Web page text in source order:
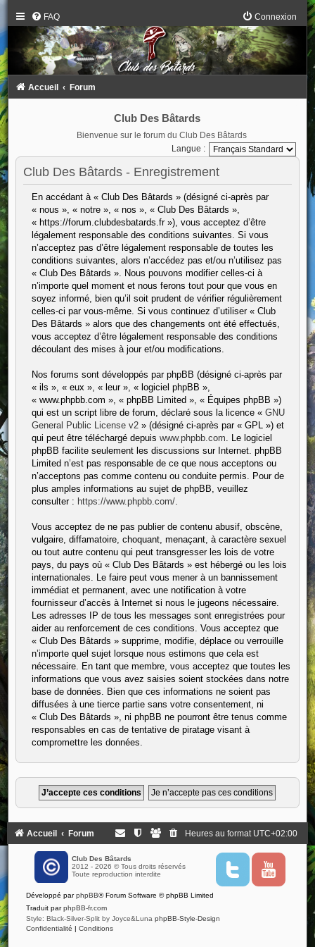
FAQ Connexion
Accueil Forum
Club Des Bâtards
Bienvenue sur le forum du Club Des Bâtards
Langue :
Club Des Bâtards - Enregistrement
En accédant à « Club Des Bâtards » (désigné ci-après par
« nous », « notre », « nos », « Club Des Bâtards »,
« https://forum.clubdesbatards.fr »), vous acceptez d’être
légalement responsable des conditions suivantes. Si vous
n’acceptez pas d’être légalement responsable de toutes les
conditions suivantes, alors n’accédez pas et/ou n’utilisez pas
« Club Des Bâtards ». Nous pouvons modifier celles-ci à
n’importe quel moment et nous ferons tout pour que vous en
soyez informé, bien qu’il soit prudent de vérifier régulièrement
celles-ci par vous-même. Si vous continuez d’utiliser « Club
Des Bâtards » alors que des changements ont été effectués,
vous acceptez d’être légalement responsable des conditions
découlant des mises à jour et/ou modifications.
Nos forums sont développés par phpBB (désigné ci-après par
« ils », « eux », « leur », « logiciel phpBB »,
« www.phpbb.com », « phpBB Limited », « Équipes phpBB »)
qui est un script libre de forum, déclaré sous la licence « GNU
General Public License v2» (désigné ci-après par « GPL ») et
qui peut être téléchargé depuis www.phpbb.com . Le logiciel
phpBB facilite seulement les discussions sur Internet. phpBB
Limited n’est pas responsable de ce que nous acceptons ou
n’acceptons pas comme contenu ou conduite permis. Pour de
plus amples informations au sujet de phpBB, veuillez
consulter : https://www.phpbb.com/.
Vous acceptez de ne pas publier de contenu abusif, obscène,
vulgaire, diffamatoire, choquant, menaçant, à caractère sexuel
ou tout autre contenu qui peut transgresser les lois de votre
pays, du pays où « Club Des Bâtards » est hébergé ou les lois
internationales. Le faire peut vous mener à un bannissement
immédiat et permanent, avec une notification à votre
fournisseur d’accès à Internet si nous le jugeons nécessaire.
Les adresses IP de tous les messages sont enregistrées pour
aider au renforcement de ces conditions. Vous acceptez que
« Club Des Bâtards » supprime, modifie, déplace ou verrouille
n’importe quel sujet lorsque nous estimons que cela est
nécessaire. En tant que membre, vous acceptez que toutes les
informations que vous avez saisies soient stockées dans notre
base de données. Bien que ces informations ne soient pas
diffusées à une tierce partie sans votre consentement, ni
« Club Des Bâtards », ni phpBB ne pourront être tenus comme
responsables en cas de tentative de piratage visant à
compromettre les données.
Accueil Forum Heures au format UTC+02:00
Club Des Bâtards
2012 - 2026 © Tous droits réservés
Toute reproduction interdite
T
i
Y
u
Développé parphpBB® Forum Software © phpBB Limited
Traduit parphpBB-fr.com
Style: Black-Silver-Split by Joyce&Luna phpBB-Style-Design
Confidentialité | Conditions